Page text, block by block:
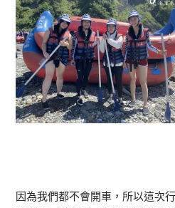
因為我們都不會開車，所以這次